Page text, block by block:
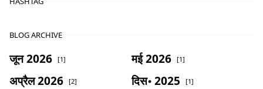
BLOG ARCHIVE
जून 2026 [1] मई 2026 [1]
अप्रैल 2026 [2] दिस॰ 2025 [1]